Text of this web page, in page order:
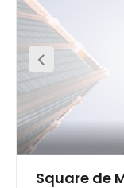
schools and
the centre is well
convenient
The Trone
the Bruxelles
Square de